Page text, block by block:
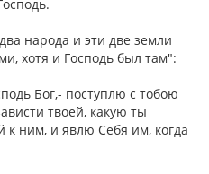
народа и эти две земли
хотя и Господь был там":
Бог,- поступлю с тобою
твоей, какую ты
к ним, и явлю Себя им, когда